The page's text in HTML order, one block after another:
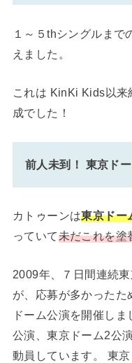
１～５thシングルまで
えました。
これは KinKi Kids以来
成でした！
前人未到！ 東京ド
カトゥーンは東京ドー
っていて未だこれを塗
2009年、７日間連続
が、応募が多かった
ドーム公演を開催し
公演、東京ドーム2公
動員しています。 東